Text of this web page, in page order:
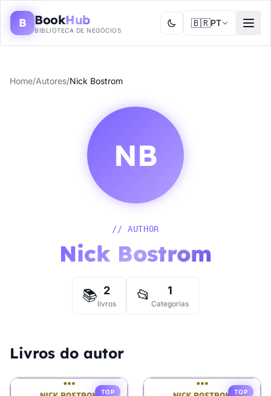
B BookHub
BIBLIOTECA DE NEGÓCIOS
🇧🇷PT
Home/Autores/Nick Bostrom
NB
// AUTHOR
Nick Bostrom
📚 2
livros 📂 1
Categorias
Livros do autor
TOP TOP